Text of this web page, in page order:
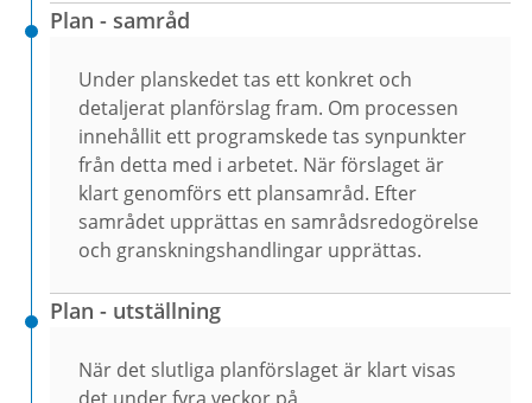
Plan - samråd
Under planskedet tas ett konkret och
detaljerat planförslag fram. Om processen
innehållit ett programskede tas synpunkter
från detta med i arbetet. När förslaget är
klart genomförs ett plansamråd. Efter
samrådet upprättas en samrådsredogörelse
och granskningshandlingar upprättas.
Plan - utställning
När det slutliga planförslaget är klart visas
det under fyra veckor på